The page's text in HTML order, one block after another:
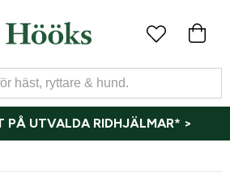
PÅ UTVALDA RIDHJÄLMAR* >